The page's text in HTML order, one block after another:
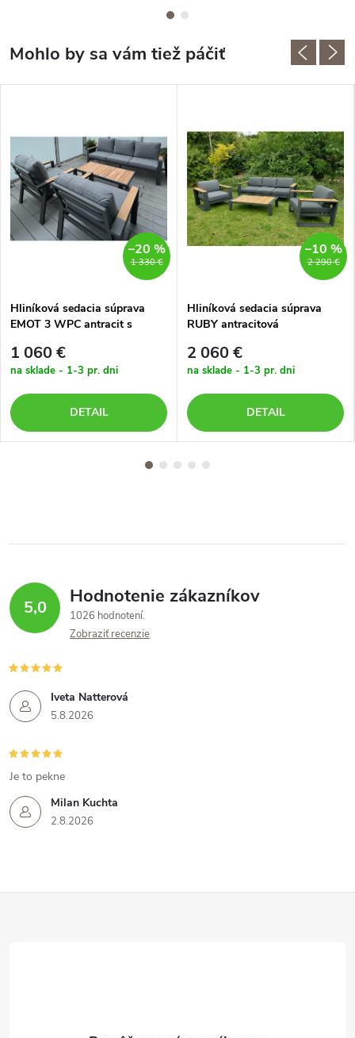
1 330 €
–20 %
Hliníková sedacia súprava
EMOT 3 WPC antracit s
1 060 €
na sklade - 1-3 pr. dni
DETAIL
2 290 €
–10 %
Hliníková sedacia súprava
RUBY antracitová
2 060 €
na sklade - 1-3 pr. dni
DETAIL
5,0 Hodnotenie zákazníkov
1026 hodnotení
Zobraziť recenzie
Iveta Natterová
5.8.2026
Milan Kuchta
2.8.2026
Je to pekne